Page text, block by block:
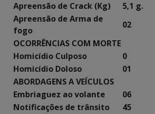
Apreensão de Crack (Kg)
5,1 g.
Apreensão de Arma de
fogo
02
OCORRÊNCIAS COM MORTE
Homicídio Culposo
0
Homicídio Doloso
01
ABORDAGENS A VEÍCULOS
Embriaguez ao volante
06
Notificações de trânsito
45